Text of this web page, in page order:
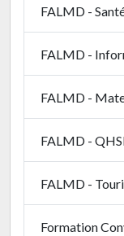
FALMD -
FALMD -
FALMD -
FALMD -
FALMD -
Formation